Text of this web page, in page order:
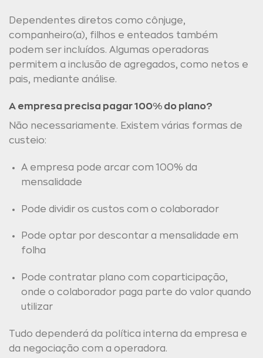
Dependentes diretos como cônjuge,
companheiro(a), filhos e enteados também
podem ser incluídos. Algumas operadoras
permitem a inclusão de agregados, como netos e
pais, mediante análise.
A empresa precisa pagar 100% do plano?
Não necessariamente. Existem várias formas de
custeio:
A empresa pode arcar com 100% da
mensalidade
Pode dividir os custos com o colaborador
Pode optar por descontar a mensalidade em
folha
Pode contratar plano com coparticipação,
onde o colaborador paga parte do valor quando
utilizar
Tudo dependerá da política interna da empresa e
da negociação com a operadora.